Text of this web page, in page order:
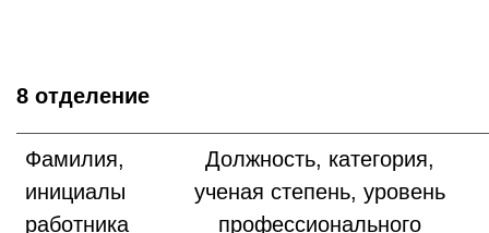
8 отделение
Фамилия,
инициалы
работника
Должность, категория,
ученая степень, уровень
профессионального